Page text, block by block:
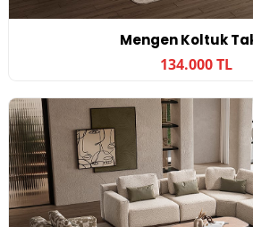
Mengen Koltuk
134.000 TL